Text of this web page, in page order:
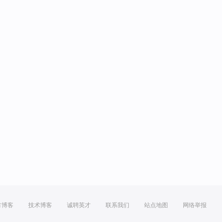
博客 技术博客 诚聘英才 联系我们 站点地图 网络举报